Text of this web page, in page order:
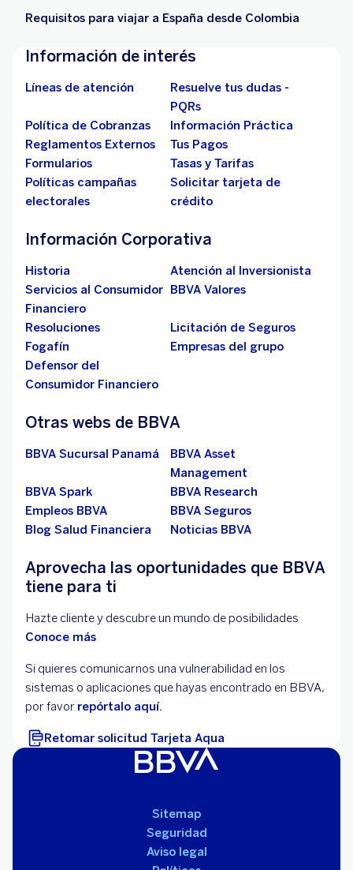
Requisitos para viajar a España desde Colombia
Información de interés
Líneas de atención
Resuelve tus dudas -
PQRs
Política de Cobranzas
Información Práctica
Reglamentos Externos
Tus Pagos
Formularios
Tasas y Tarifas
Políticas campañas
electorales
Solicitar tarjeta de
crédito
Información Corporativa
Historia
Atención al Inversionista
Servicios al Consumidor
Financiero
BBVA Valores
Resoluciones
Licitación de Seguros
Fogafín
Empresas del grupo
Defensor del
Consumidor Financiero
Otras webs de BBVA
BBVA Sucursal Panamá
BBVA Asset
Management
BBVA Spark
BBVA Research
Empleos BBVA
BBVA Seguros
Blog Salud Financiera
Noticias BBVA
Aprovecha las oportunidades que BBVA
tiene para ti
Hazte cliente y descubre un mundo de posibilidades
Conoce más
Si quieres comunicarnos una vulnerabilidad en los
sistemas o aplicaciones que hayas encontrado en BBVA,
por favor repórtalo aquí.
Retomar solicitud Tarjeta Aqua
Sitemap
Seguridad
Aviso legal